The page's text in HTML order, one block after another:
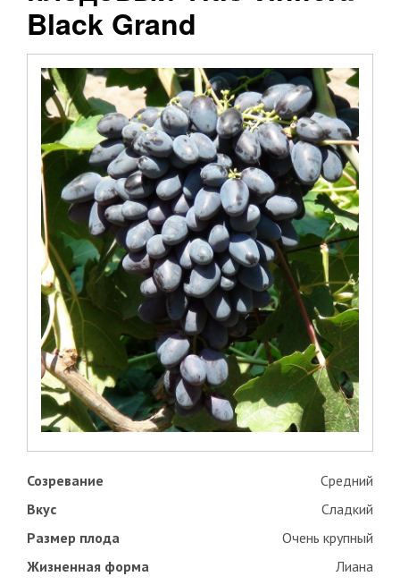
Black Grand
Созревание
Средний
Вкус
Сладкий
Размер плода
Очень крупный
Жизненная форма
Лиана